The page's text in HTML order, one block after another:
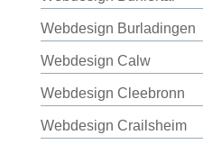
Webdesign Burladingen
Webdesign Calw
Webdesign Cleebronn
Webdesign Crailsheim